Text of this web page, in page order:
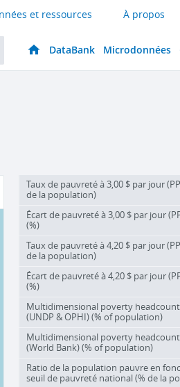
et ressources À propos
DataBank Microdonnées
Taux de pauvreté à 3,00 $ par jour
de la population)
Écart de pauvreté à 3,00 $ par jour
(%)
Taux de pauvreté à 4,20 $ par jour
de la population)
Écart de pauvreté à 4,20 $ par jour
(%)
Multidimensional poverty
(UNDP & OPHI) (% of population)
Multidimensional poverty
(World Bank) (% of population)
Ratio de la population pauvre en
seuil de pauvreté national (% de la